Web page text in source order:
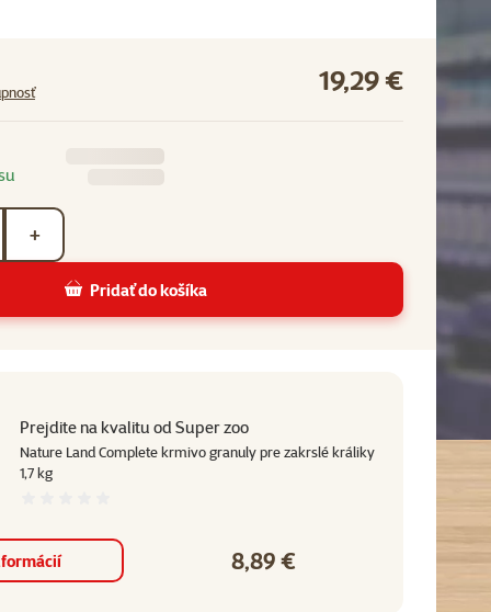
19,29 €
+
Pridať do košíka
Prejdite na kvalitu od Super zoo
Nature Land Complete krmivo granuly pre zakrslé králiky
1,7 kg
Cena
8,89 €